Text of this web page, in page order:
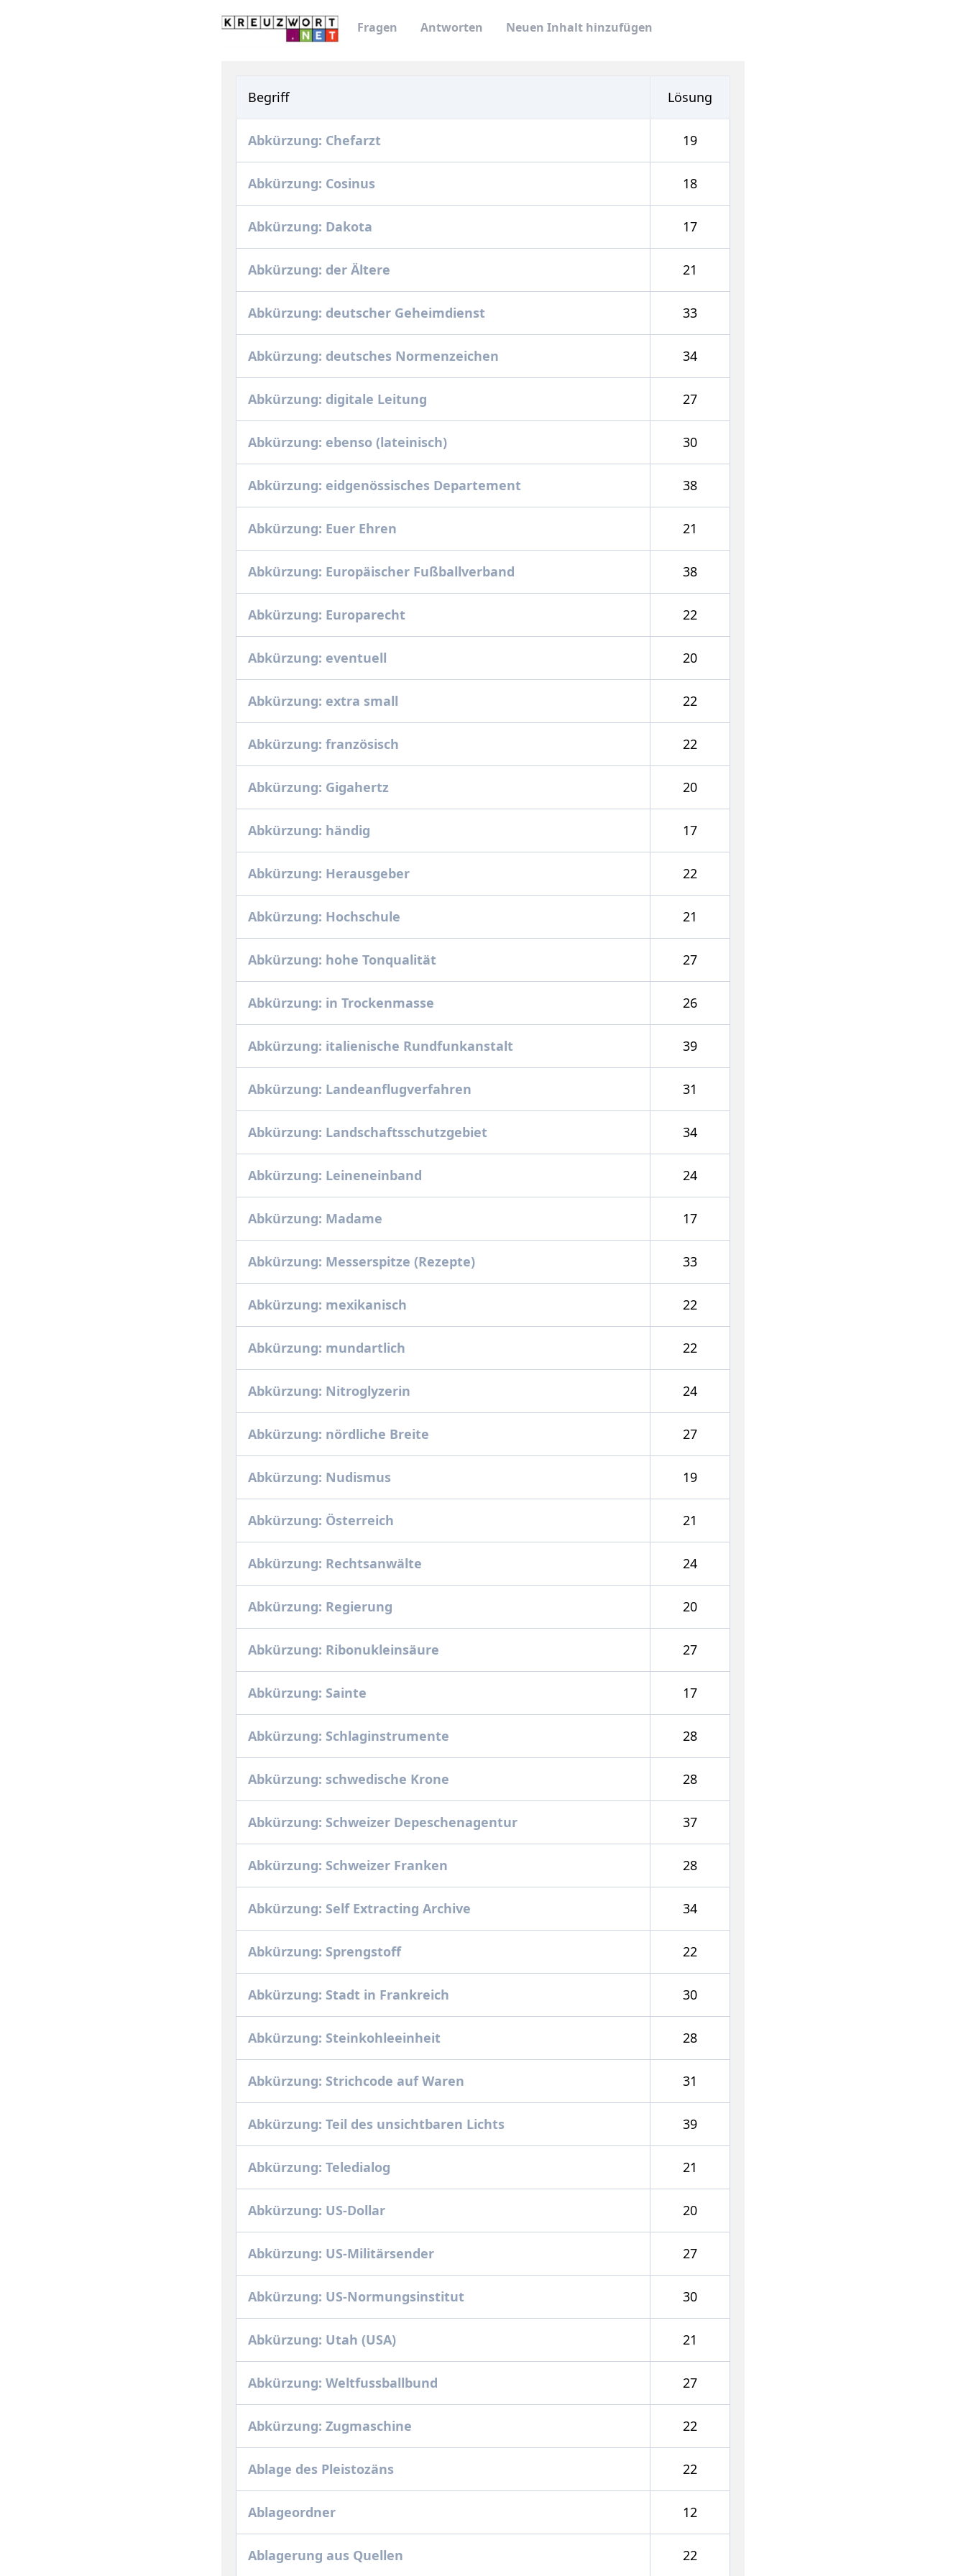
Fragen Antworten Neuen Inhalt hinzufügen
Begriff Lösung
Abkürzung: Chefarzt 19
Abkürzung: Cosinus 18
Abkürzung: Dakota 17
Abkürzung: der Ältere 21
Abkürzung: deutscher Geheimdienst 33
Abkürzung: deutsches Normenzeichen 34
Abkürzung: digitale Leitung 27
Abkürzung: ebenso (lateinisch) 30
Abkürzung: eidgenössisches Departement 38
Abkürzung: Euer Ehren 21
Abkürzung: Europäischer Fußballverband 38
Abkürzung: Europarecht 22
Abkürzung: eventuell 20
Abkürzung: extra small 22
Abkürzung: französisch 22
Abkürzung: Gigahertz 20
Abkürzung: händig 17
Abkürzung: Herausgeber 22
Abkürzung: Hochschule 21
Abkürzung: hohe Tonqualität 27
Abkürzung: in Trockenmasse 26
Abkürzung: italienische Rundfunkanstalt 39
Abkürzung: Landeanflugverfahren 31
Abkürzung: Landschaftsschutzgebiet 34
Abkürzung: Leineneinband 24
Abkürzung: Madame 17
Abkürzung: Messerspitze (Rezepte) 33
Abkürzung: mexikanisch 22
Abkürzung: mundartlich 22
Abkürzung: Nitroglyzerin 24
Abkürzung: nördliche Breite 27
Abkürzung: Nudismus 19
Abkürzung: Österreich 21
Abkürzung: Rechtsanwälte 24
Abkürzung: Regierung 20
Abkürzung: Ribonukleinsäure 27
Abkürzung: Sainte 17
Abkürzung: Schlaginstrumente 28
Abkürzung: schwedische Krone 28
Abkürzung: Schweizer Depeschenagentur 37
Abkürzung: Schweizer Franken 28
Abkürzung: Self Extracting Archive 34
Abkürzung: Sprengstoff 22
Abkürzung: Stadt in Frankreich 30
Abkürzung: Steinkohleeinheit 28
Abkürzung: Strichcode auf Waren 31
Abkürzung: Teil des unsichtbaren Lichts 39
Abkürzung: Teledialog 21
Abkürzung: US-Dollar 20
Abkürzung: US-Militärsender 27
Abkürzung: US-Normungsinstitut 30
Abkürzung: Utah (USA) 21
Abkürzung: Weltfussballbund 27
Abkürzung: Zugmaschine 22
Ablage des Pleistozäns 22
Ablageordner 12
Ablagerung aus Quellen 22